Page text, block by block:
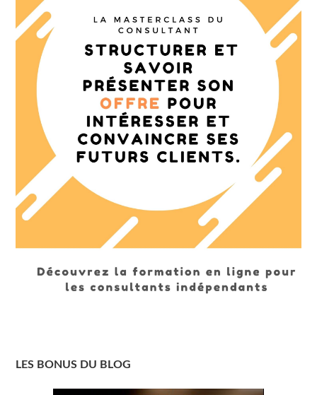
LES BONUS DU BLOG